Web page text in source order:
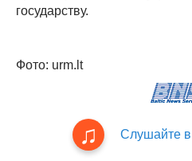
государству.
Фото: urm.lt
Слушайте